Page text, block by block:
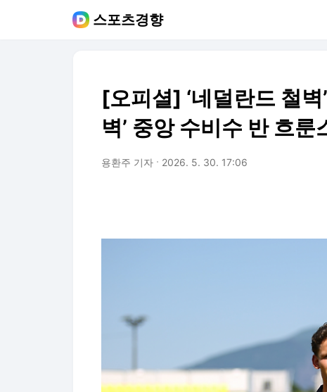
스포츠경향
[오피셜] ‘네덜란드 철
벽’ 중앙 수비수 반 흐룬
용환주 기자 2026. 5. 30. 17:06